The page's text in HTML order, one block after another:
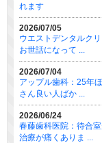
れます
2026/07/05
ウエストデンタルク
お世話になって ...
2026/07/04
アップル歯科：25年
さん良い人ばか ...
2026/06/24
春藤歯科医院：待合
治療が痛くありま ...